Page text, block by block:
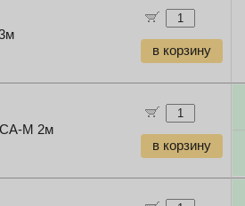
в корзину
M 2м
в корзину